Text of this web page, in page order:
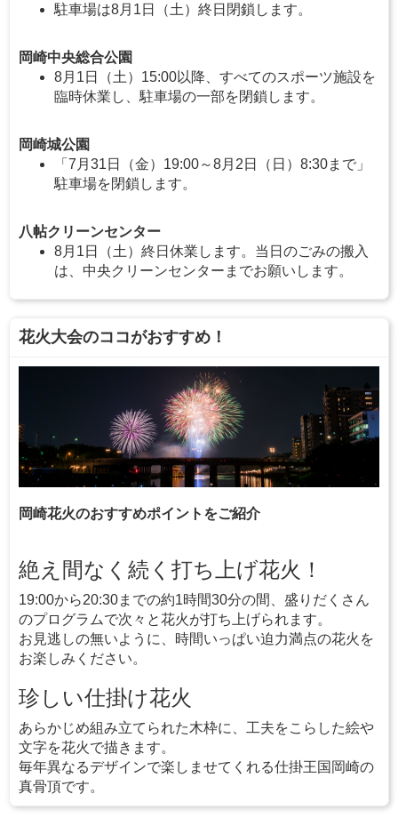
駐車場は8月1日（土）終日閉鎖します。
岡崎中央総合公園
8月1日（土）15:00以降、すべてのスポーツ施設を
臨時休業し、駐車場の一部を閉鎖します。
岡崎城公園
「7月31日（金）19:00～8月2日（日）8:30まで」
駐車場を閉鎖します。
八帖クリーンセンター
8月1日（土）終日休業します。当日のごみの搬入
は、中央クリーンセンターまでお願いします。
花火大会のココがおすすめ！
岡崎花火のおすすめポイントをご紹介
絶え間なく続く打ち上げ花火！
19:00から20:30までの約1時間30分の間、盛りだくさん
のプログラムで次々と花火が打ち上げられます。
お見逃しの無いように、時間いっぱい迫力満点の花火を
お楽しみください。
珍しい仕掛け花火
あらかじめ組み立てられた木枠に、工夫をこらした絵や
文字を花火で描きます。
毎年異なるデザインで楽しませてくれる仕掛王国岡崎の
真骨頂です。